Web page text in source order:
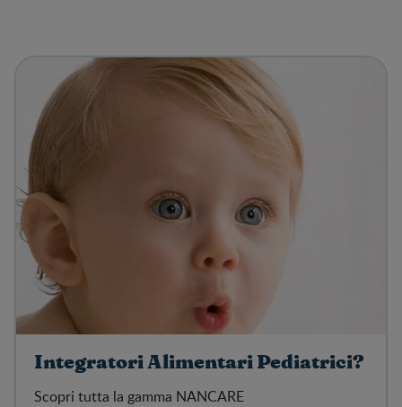
Integratori Alimentari Pediatrici?
Scopri tutta la gamma NANCARE